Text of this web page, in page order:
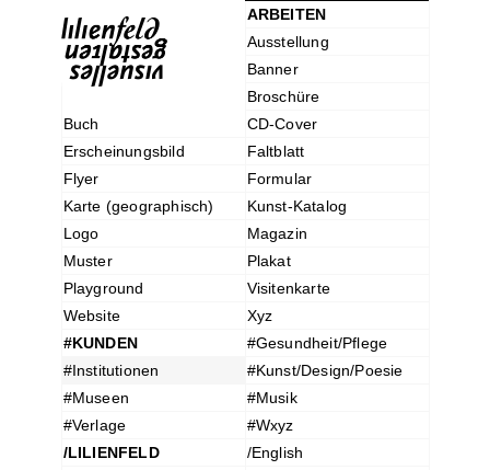
ARBEITEN
Ausstellung
Banner
Broschüre
Buch
CD-Cover
Erscheinungsbild
Faltblatt
Flyer
Formular
Karte (geographisch)
Kunst-Katalog
Logo
Magazin
Muster
Plakat
Playground
Visitenkarte
Website
Xyz
#KUNDEN
#Gesundheit/Pflege
#Institutionen
#Kunst/Design/Poesie
#Museen
#Musik
#Verlage
#Wxyz
/LILIENFELD
/English